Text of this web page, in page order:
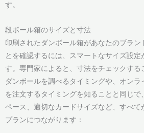
す。
段ボール箱のサイズと寸法
印刷されたダンボール箱があなたのブラン
とを確認するには、スマートなサイズ設定
す。専門家によると、寸法をチェックする
ダンボールを調べるタイミングや、オン
を注文するタイミングを知ることと同じで
ペース、適切なカードサイズなど、すべ
プランにつながります：